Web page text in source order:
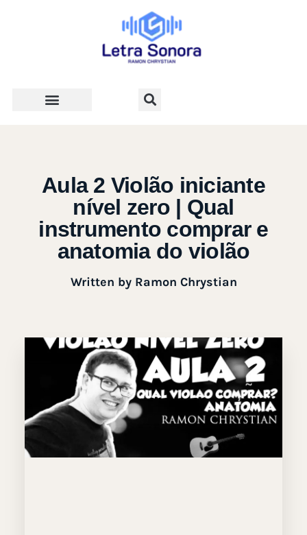
Aula 2 Violão iniciante
nível zero | Qual
instrumento comprar e
anatomia do violão
Written byRamon Chrystian